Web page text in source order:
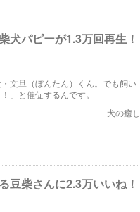
犬パピーが1.3万回再生！
文旦（ぼんたん）くん。でも飼い
」と催促するんです。
犬の癒し
豆柴さんに2.3万いいね！